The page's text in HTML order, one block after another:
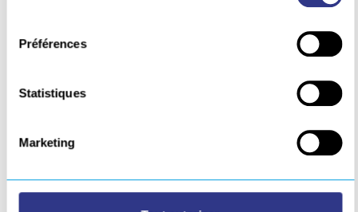
Préférences
Statistiques
Marketing
, autre filiale de notre groupe propose
des effecteurs
embarquables de découpe et surfaçage par